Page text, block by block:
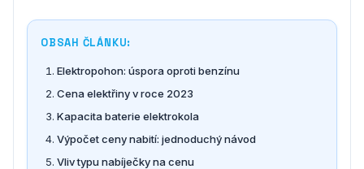
OBSAH ČLÁNKU:
Elektropohon: úspora oproti benzínu
Cena elektřiny v roce 2023
Kapacita baterie elektrokola
Výpočet ceny nabití: jednoduchý návod
Vliv typu nabíječky na cenu